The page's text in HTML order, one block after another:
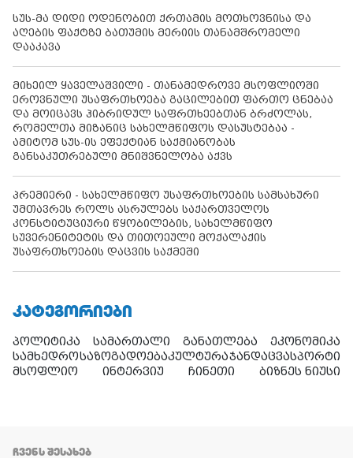
სუს-მა დიდი ოდენობით ქრთამის მოთხოვნისა და
აღების ფაქტზე ბათუმის მერიის თანამშრომელი
დააკავა
მიხეილ ყაველაშვილი - თანამედროვე მსოფლიოში
ეროვნული უსაფრთხოება გაცილებით ფართო ცნებაა
და მოიცავს ჰიბრიდულ საფრთხეებთან ბრძოლას,
რომელთა მიზანიც სახელმწიფოს დასუსტებაა -
ამიტომ სუს-ის ეფექტიან საქმიანობას
განსაკუთრებული მნიშვნელობა აქვს
პრემიერი - სახელმწიფო უსაფრთხოების სამსახური
უმთავრეს როლს ასრულებს საქართველოს
კონსტიტუციური წყობილების, სახელმწიფო
სუვერენიტეტის და თითოეული მოქალაქის
უსაფრთხოების დაცვის საქმეში
ᲙᲐᲢᲔᲒᲝᲠᲘᲔᲑᲘ
პოლიტიკა სამართალი განათლება
ეკონომიკა
სამხედროსაზოგადოებაკულტურაჯანდაცვასპორტი
მსოფლიო
ინტერვიუ ჩინეთი ბიზნეს ნიუსი
ᲩᲕᲔᲜᲡ ᲨᲔᲡᲐᲮᲔᲑ